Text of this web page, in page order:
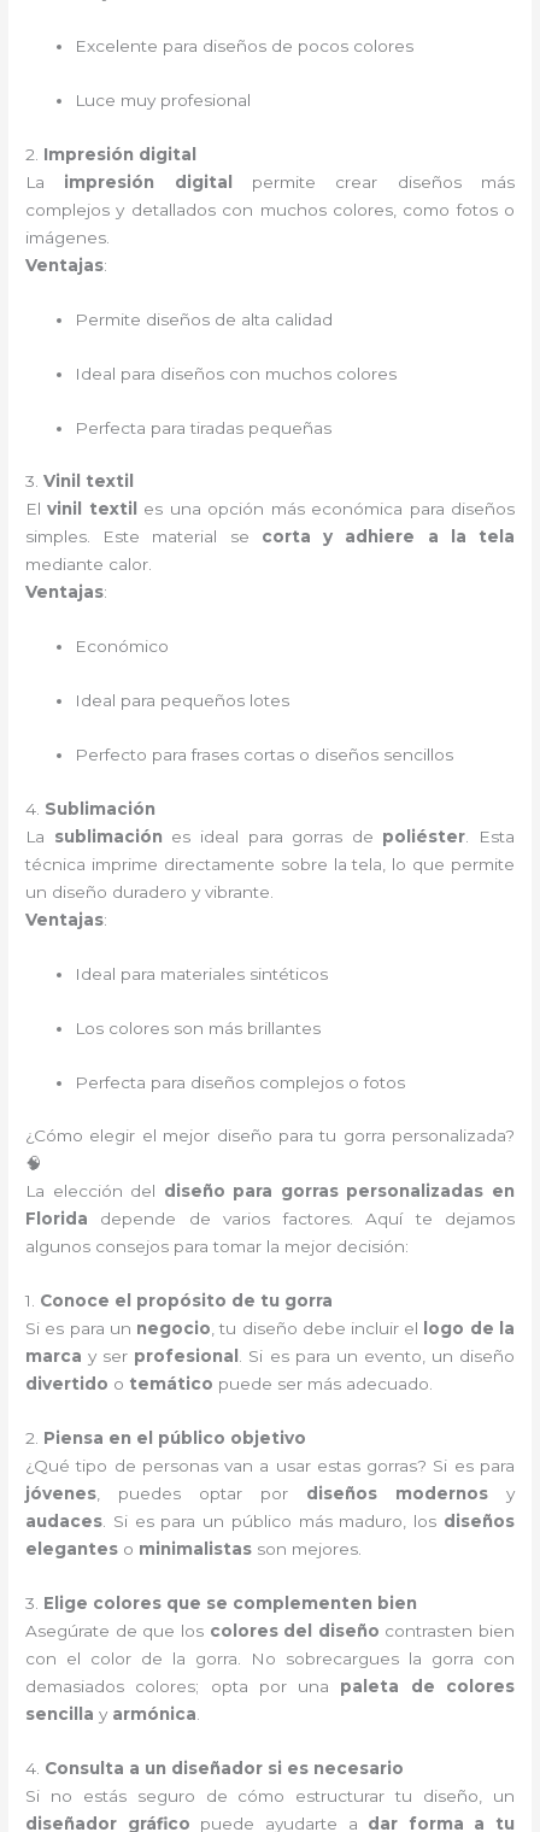
Excelente para diseños de pocos colores
Luce muy profesional
2. Impresión digital
La impresión digital
permite crear diseños más
complejos y detallados con muchos colores, como fotos o
imágenes.
Ventajas:
Permite diseños de alta calidad
Ideal para diseños con muchos colores
Perfecta para tiradas pequeñas
3.Vinil textil
Elvinil textil
es una opción más económica para diseños
simples. Este material se corta y adhiere a la tela
mediante calor.
Ventajas:
Económico
Ideal para pequeños lotes
Perfecto para frases cortas o diseños sencillos
4. Sublimación
La sublimación es ideal para gorras de poliéster . Esta
técnica imprime directamente sobre la tela, lo que permite
un diseño duradero y vibrante.
Ventajas:
Ideal para materiales sintéticos
Los colores son más brillantes
Perfecta para diseños complejos o fotos
¿Cómo elegir el mejor diseño para tu gorra personalizada?
🧠
La elección del diseño para gorras personalizadas en
Florida depende de varios factores. Aquí te dejamos
algunos consejos para tomar la mejor decisión:
1. Conoce el propósito de tu gorra
Si es para un negocio, tu diseño debe incluir el
logo de la
marca y ser profesional . Si es para un evento, un diseño
divertido o temático puede ser más adecuado.
2. Piensa en el público objetivo
¿Qué tipo de personas van a usar estas gorras? Si es para
jóvenes , puedes optar por diseños modernosy
audaces . Si es para un público más maduro, los diseños
elegantes o minimalistas son mejores.
3. Elige colores que se complementen bien
Asegúrate de que los colores del diseño contrasten bien
con el color de la gorra. No sobrecargues la gorra con
demasiados colores; opta por una paleta de colores
sencilla y armónica
4. Consulta a un diseñador si es necesario
Si no estás seguro de cómo estructurar tu diseño, un
diseñador gráfico puede ayudarte a dar forma a tu